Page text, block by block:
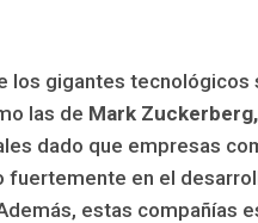
los gigantes tecnológicos
las de Mark Zuckerberg,
dado que empresas
fuertemente en el
estas compañías